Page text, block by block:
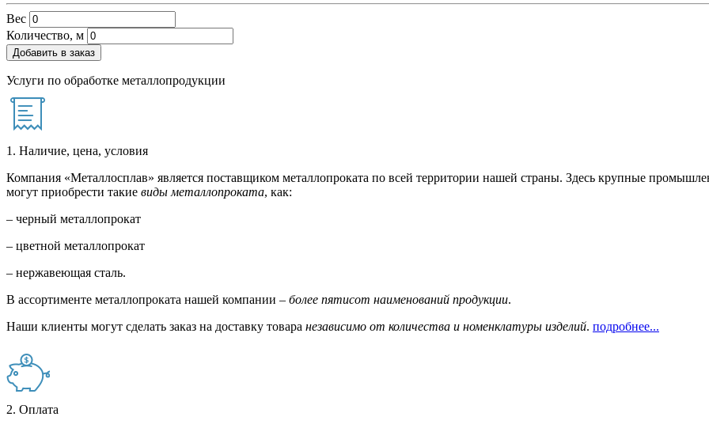
Вес
Количество, м
Добавить в заказ
Услуги по обработке металлопродукции
1. Наличие, цена, условия
Компания «Металлосплав» является поставщиком металлопроката по всей территории нашей страны. Здесь крупные
могут приобрести такие виды металлопроката, как:
– черный металлопрокат
– цветной металлопрокат
– нержавеющая сталь.
В ассортименте металлопроката нашей компании – более пятисот наименований продукции.
Наши клиенты могут сделать заказ на доставку товара независимо от количества и номенклатуры изделий. подробнее...
2. Оплата